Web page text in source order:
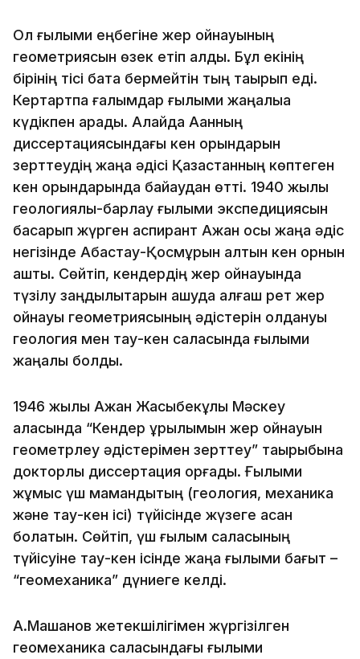
Ол ғылыми еңбегіне жер қойнауының
геометриясын өзек етіп алды. Бұл екінің
бірінің тісі бата бермейтін тың тақырып еді.
Кертартпа ғалымдар ғылыми жаңалыққа
күдікпен қарады. Алайда Ақанның
диссертациясындағы кен орындарын
зерттеудің жаңа әдісі Қазақстанның көптеген
кен орындарында байқаудан өтті. 1940 жылы
геологиялық-барлау ғылыми экспедициясын
басқарып жүрген аспирант Ақжан осы жаңа әдіс
негізінде Ақбастау-Қосмұрын алтын кен орнын
ашты. Сөйтіп, кендердің жер қойнауында
түзілу заңдылықтарын ашуда алғаш рет жер
қойнауы геометриясының әдістерін қолдануы
геология мен тау-кен саласында ғылыми
жаңалық болды.
1946 жылы Ақжан Жақсыбекұлы Мәскеу
қаласында “Кендер құрылымын жер қойнауын
геометрлеу әдістерімен зерттеу” тақырыбына
докторлық диссертация қорғады. Ғылыми
жұмыс үш мамандықтың (геология, механика
және тау-кен ісі) түйісінде жүзеге асқан
болатын. Сөйтіп, үш ғылым саласының
түйісуіне тау-кен ісінде жаңа ғылыми бағыт –
“геомеханика” дүниеге келді.
А.Машанов жетекшілігімен жүргізілген
геомеханика саласындағы ғылыми